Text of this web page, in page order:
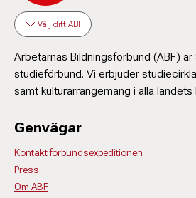
Välj ditt ABF
Arbetarnas Bildningsförbund (ABF)
studieförbund. Vi erbjuder
samt kulturarrangemang i alla landets
Genvägar
Kontakt förbundsexpeditionen
Press
Om ABF